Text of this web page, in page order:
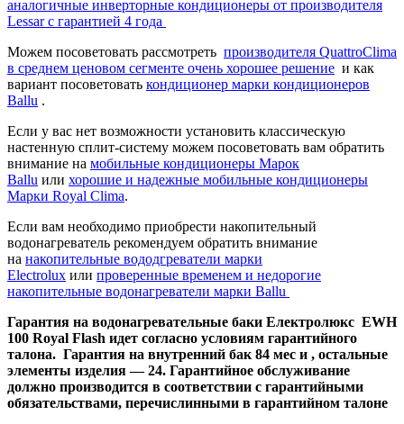
аналогичные инверторные кондиционеры от производителя
Lessar с гарантией 4 года
Можем посоветовать рассмотреть производителя QuattroClima
в среднем ценовом сегменте очень хорошее решение и как
вариант посоветовать кондиционер марки кондиционеров
Ballu .
Если у вас нет возможности установить классическую
настенную сплит-систему можем посоветовать вам обратить
внимание на мобильные кондиционеры Марок
Ballu или хорошие и надежные мобильные кондиционеры
Марки Royal Clima.
Если вам необходимо приобрести накопительный
водонагреватель рекомендуем обратить внимание
на накопительные вододгреватели марки
Electrolux или проверенные временем и недорогие
накопительные водонагреватели марки Ballu
Гарантия на водонагревательные баки Електролюкс EWH
100 Royal Flash идет согласно условиям гарантийного
талона. Гарантия на внутренний бак 84 мес и , остальные
элементы изделия — 24. Гарантийное обслуживание
должно производится в соответствии с гарантийными
обязательствами, перечислинными в гарантийном талоне